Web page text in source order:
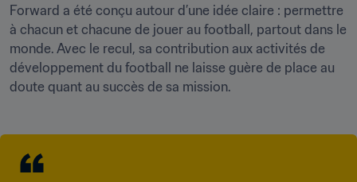
Forward a été conçu autour d’une idée claire : permettre
à chacun et chacune de jouer au football, partout dans le
monde. Avec le recul, sa contribution aux activités de
développement du football ne laisse guère de place au
doute quant au succès de sa mission.